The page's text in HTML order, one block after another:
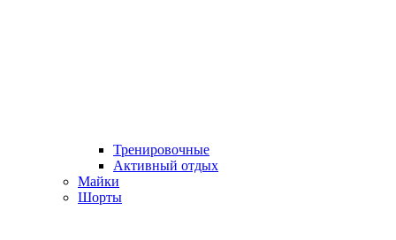
Тренировочные
Активный отдых
Майки
Шорты